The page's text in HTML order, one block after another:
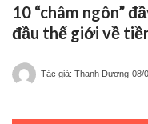
10 “châm ngôn”
đầu thế giới về
Tác giả: Thanh Dương 08/